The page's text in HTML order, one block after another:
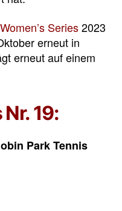
Women’s Series2023
erneut in
erneut auf einem
19:
Park Tennis